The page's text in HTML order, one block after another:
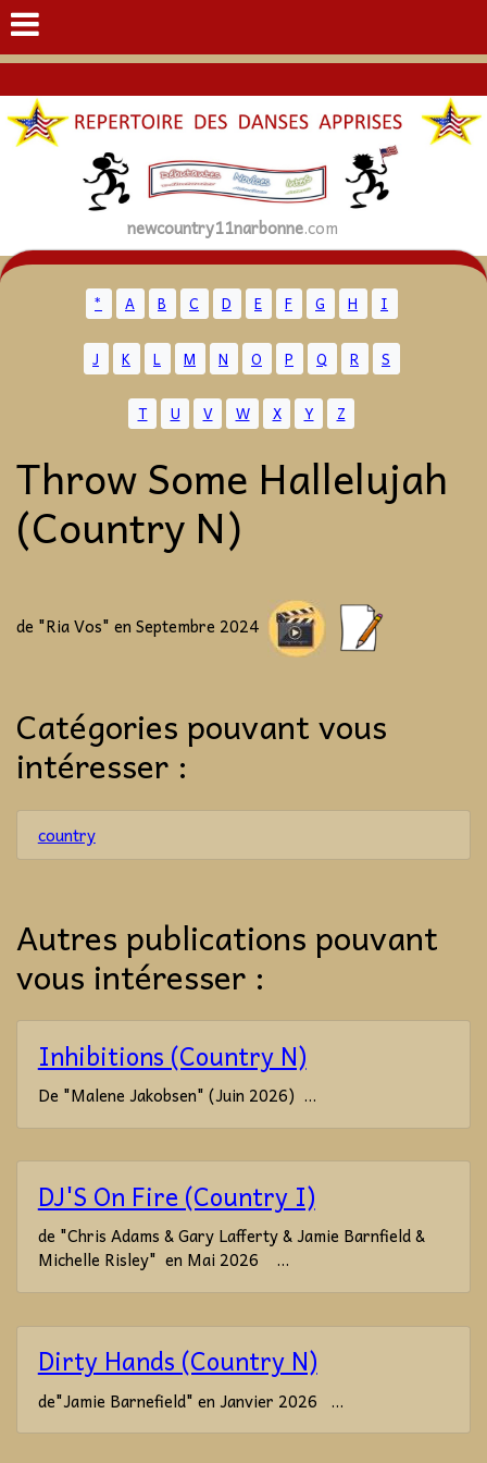
newcountry11narbonne.com
* A B C D E F G H I
J K L M N O P Q R S
T U V W X Y Z
Throw Some Hallelujah
(Country N)
de "Ria Vos" en Septembre 2024
Catégories pouvant vous
intéresser :
country
Autres publications pouvant
vous intéresser :
Inhibitions (Country N)
De "Malene Jakobsen" (Juin 2026) ...
DJ'S On Fire (Country I)
de "Chris Adams & Gary Lafferty & Jamie Barnfield &
Michelle Risley" en Mai 2026 ...
Dirty Hands (Country N)
de"Jamie Barnefield" en Janvier 2026 ...